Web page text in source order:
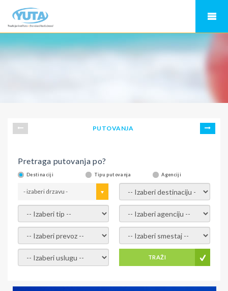
PUTOVANJA
Pretraga putovanja po?
Destinaciji Tipu putovanja Agenciji
- izaberi drzavu - - izaberi destinaciju -
- izaberi tip - - izaberi agenciju -
- izaberi prevoz - - Izaberite smestaj -
- Izaberite uslugu - TRAŽI